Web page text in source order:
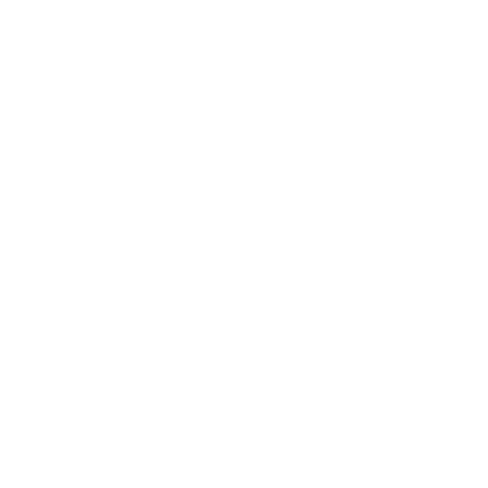
зоны размещения. Конструкция
набором систем безопасности.
информацию о стоимости,
обслуживание и